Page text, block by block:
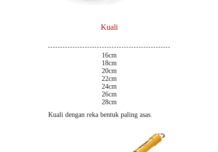
Kuali
16cm
18cm
20cm
22cm
24cm
26cm
28cm
Kuali dengan reka bentuk paling asas.